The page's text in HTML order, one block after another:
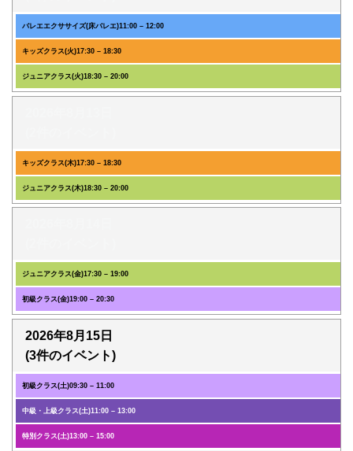
バレエエクササイズ(床バレエ)11:00 – 12:00
キッズクラス(火)17:30 – 18:30
ジュニアクラス(火)18:30 – 20:00
キッズクラス(木)17:30 – 18:30
ジュニアクラス(木)18:30 – 20:00
ジュニアクラス(金)17:30 – 19:00
初級クラス(金)19:00 – 20:30
2026年8月15日
(3件のイベント)
初級クラス(土)09:30 – 11:00
中級・上級クラス(土)11:00 – 13:00
特別クラス(土)13:00 – 15:00